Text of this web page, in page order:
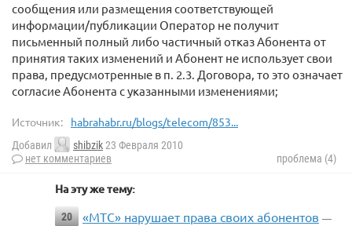
сообщения или размещения соответствующей
информации/публикации Оператор не получит
письменный полный либо частичный отказ Абонента от
принятия таких изменений и Абонент не использует свои
права, предусмотренные в п. 2.3. Договора, то это означает
согласие Абонента с указанными изменениями;
Источник: habrahabr.ru/blogs/telecom/853...
Добавил shibzik23 Февраля 2010
нет комментариев
проблема (4)
На эту же тему:
20 «МТС» нарушает права своих абонентов —